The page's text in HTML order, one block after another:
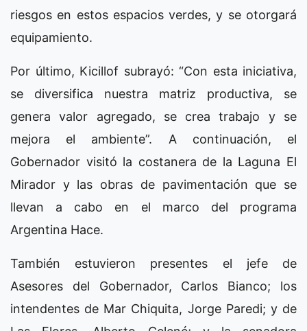
riesgos en estos espacios verdes, y se otorgará
equipamiento.
Por último, Kicillof subrayó: “Con esta iniciativa,
se diversifica nuestra matriz productiva, se
genera valor agregado, se crea trabajo y se
mejora el ambiente”. A continuación, el
Gobernador visitó la costanera de la Laguna El
Mirador y las obras de pavimentación que se
llevan a cabo en el marco del programa
Argentina Hace.
También estuvieron presentes el jefe de
Asesores del Gobernador, Carlos Bianco; los
intendentes de Mar Chiquita, Jorge Paredi; y de